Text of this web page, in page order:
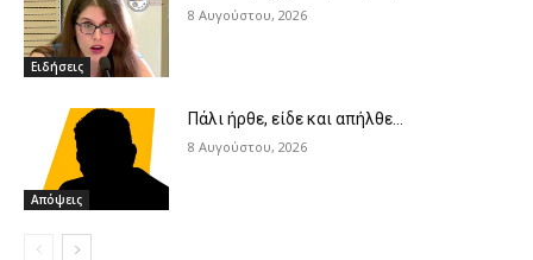
Ειδήσεις
8 Αυγούστου, 2026
Απόψεις
Πάλι ήρθε, είδε και απήλθε…
8 Αυγούστου, 2026